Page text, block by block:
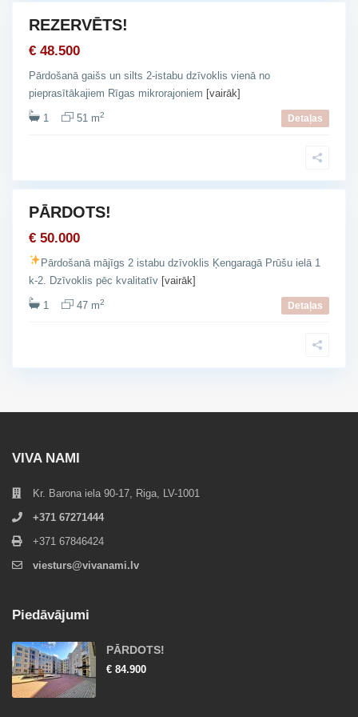
REZERVĒTS!
€ 48.500
Pārdošanā gaišs un silts 2-istabu dzīvoklis vienā no
pieprasītākajiem Rīgas mikrorajoniem [vairāk]
1 51 m2 Detaļas
Ķ
e
g
a
r
PĀRDOTS!
€ 50.000
Pārdošanā mājīgs 2 istabu dzīvoklis Ķengaragā Prūšu ielā 1
k-2. Dzīvoklis pēc kvalitatīv [vairāk]
1 47 m2 Detaļas
VIVA NAMI
Kr. Barona iela 90-17, Riga, LV-1001
+371 67271444
+371 67846424
viesturs@vivanami.lv
Piedāvājumi
PĀRDOTS!
€ 84.900